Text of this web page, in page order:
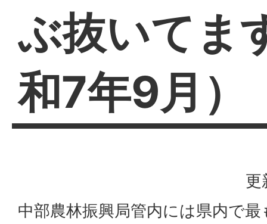
ぶ抜いてま
和7年9月）
更
中部農林振興局管内には県内で